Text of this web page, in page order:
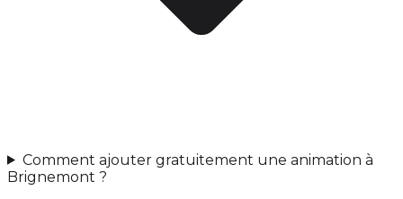
Comment ajouter gratuitement une animation à
Brignemont ?